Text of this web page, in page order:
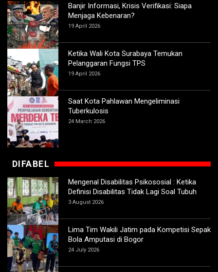
Banjir Informasi, Krisis Verifikasi: Siapa
Menjaga Kebenaran?
19 April 2026
Ketika Wali Kota Surabaya Temukan
Pelanggaran Fungsi TPS
19 April 2026
Saat Kota Pahlawan Mengeliminasi
Tuberkulosis
24 March 2026
DIFABEL
Mengenal Disabilitas Psikososial : Ketika
Definisi Disabilitas Tidak Lagi Soal Tubuh
3 August 2026
Lima Tim Wakili Jatim pada Kompetisi Sepak
Bola Amputasi di Bogor
24 July 2026